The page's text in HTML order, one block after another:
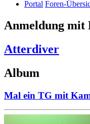
Portal Foren-
Anmeldung mit
Atterdiver
Album
Mal ein TG mit